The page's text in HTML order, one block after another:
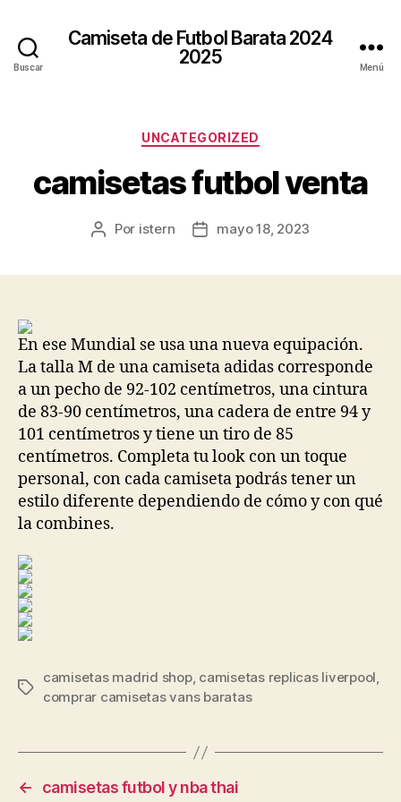
Buscar
Camiseta de Futbol Barata 2024
2025
Menú
Categorías
UNCATEGORIZED
camisetas futbol venta
Autor
Por istern
Fechamayo 18, 2023
En ese Mundial se usa una nueva equipación.
La talla M de una camiseta adidas corresponde
a un pecho de 92-102 centímetros, una cintura
de 83-90 centímetros, una cadera de entre 94 y
101 centímetros y tiene un tiro de 85
centímetros. Completa tu look con un toque
personal, con cada camiseta podrás tener un
estilo diferente dependiendo de cómo y con qué
la combines.
Etiquetas
camisetas madrid shop, camisetas replicas liverpool,
comprar camisetas vans baratas
← camisetas futbol y nba thai